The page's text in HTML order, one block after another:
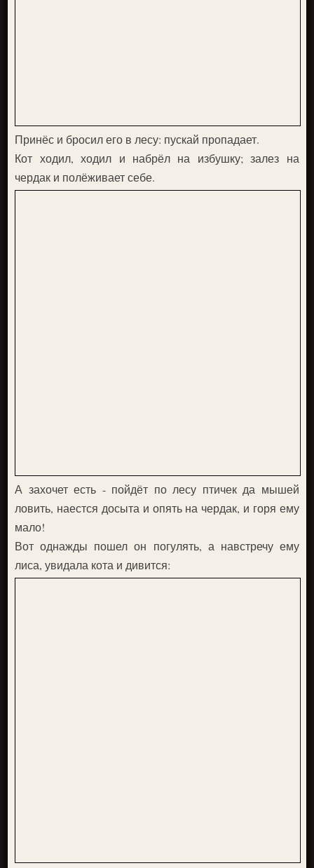
Принёс и бросил его в лесу: пускай пропадает.
Кот ходил, ходил и набрёл на избушку; залез на
чердак и полёживает себе.
А захочет есть - пойдёт по лесу птичек да мышей
ловить, наестся досыта и опять на чердак, и горя ему
мало!
Вот однажды пошел он погулять, а навстречу ему
лиса, увидала кота и дивится: